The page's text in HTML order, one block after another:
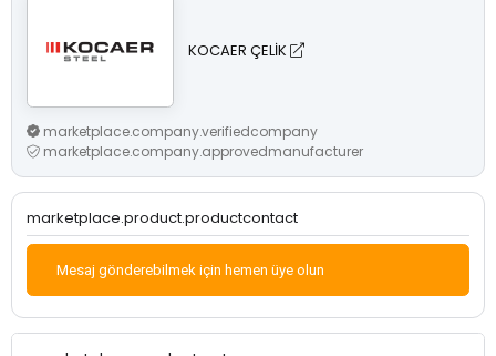
KOCAER ÇELİK
marketplace.company.verifiedcompany
marketplace.company.approvedmanufacturer
marketplace.product.productcontact
Mesaj gönderebilmek için hemen üye olun